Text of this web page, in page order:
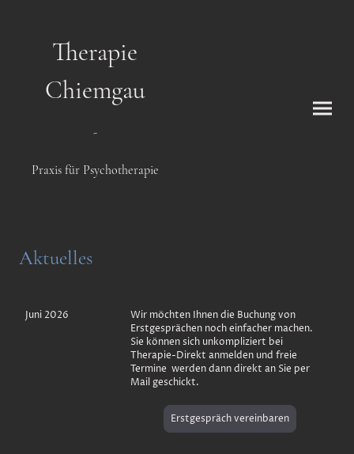
Therapie
Chiemgau
-
Praxis für Psychotherapie
Aktuelles
Juni 2026
Wir möchten Ihnen die Buchung von
Erstgesprächen noch einfacher machen.
Sie können sich unkompliziert bei
Therapie-Direkt anmelden und freie
Termine werden dann direkt an Sie per
Mail geschickt.
Erstgespräch vereinbaren